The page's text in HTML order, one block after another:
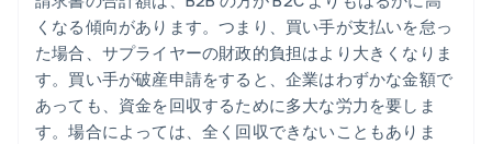
くなる傾向があります。つまり、買い手が支払いを怠っ
た場合、サプライヤーの財政的負担はより大きくなりま
す。買い手が破産申請をすると、企業はわずかな金額で
あっても、資金を回収するために多大な労力を要しま
す。場合によっては、全く回収できないこともありま